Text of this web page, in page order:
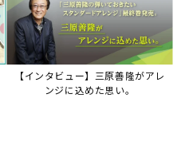
【インタビュー】三原善隆がアレ
ンジに込めた思い。